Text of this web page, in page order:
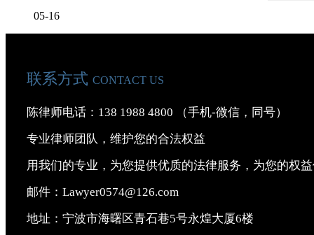
05-16
联系方式 CONTACT US
陈律师电话：138 1988 4800 （手机-微信，同号）
专业律师团队，维护您的合法权益
用我们的专业，为您提供优质的法律服务，为您的权
邮件：Lawyer0574@126.com
地址：宁波市海曙区青石巷5号永煌大厦6楼